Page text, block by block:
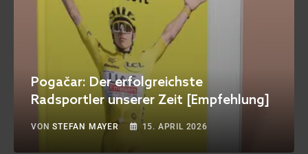
Pogačar: Der erfolgreichste
Radsportler unserer Zeit [Empfehlung]
VONSTEFAN MAYER 15. APRIL 2026